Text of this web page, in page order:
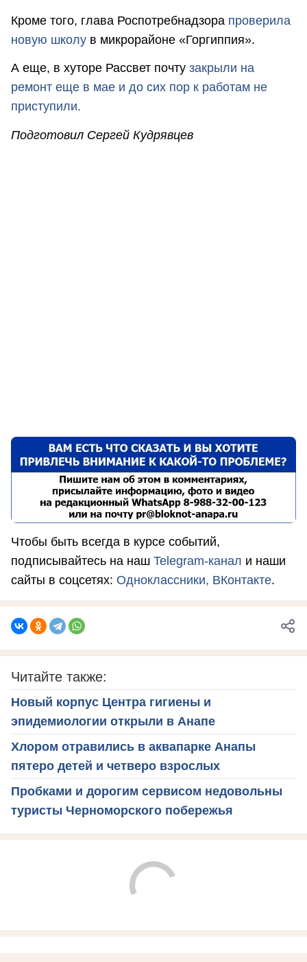
Кроме того, глава Роспотребнадзора проверила
новую школу в микрорайоне «Горгиппия».
А еще, в хуторе Рассвет почту закрыли на
ремонт еще в мае и до сих пор к работам не
приступили.
Подготовил Сергей Кудрявцев
Чтобы быть всегда в курсе событий,
подписывайтесь на наш Telegram-канал и наши
сайты в соцсетях: Одноклассники, ВКонтакте.
Читайте также:
Новый корпус Центра гигиены и
эпидемиологии открыли в Анапе
Хлором отравились в аквапарке Анапы
пятеро детей и четверо взрослых
Пробками и дорогим сервисом недовольны
туристы Черноморского побережья